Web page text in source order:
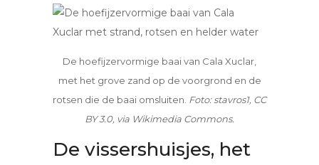
De hoefijzervormige baai van Cala Xuclar,
met het grove zand op de voorgrond en de
rotsen die de baai omsluiten. Foto: stavros1, CC
BY 3.0, via Wikimedia Commons.
De vissershuisjes, het